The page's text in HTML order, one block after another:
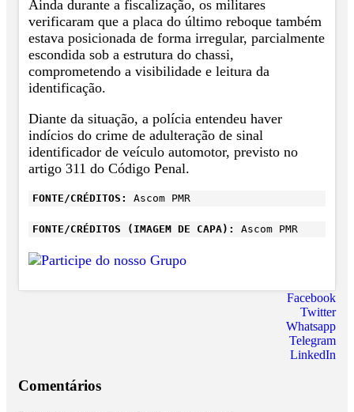
Ainda durante a fiscalização, os militares
verificaram que a placa do último reboque também
estava posicionada de forma irregular, parcialmente
escondida sob a estrutura do chassi,
comprometendo a visibilidade e leitura da
identificação.
Diante da situação, a polícia entendeu haver
indícios do crime de adulteração de sinal
identificador de veículo automotor, previsto no
artigo 311 do Código Penal.
FONTE/CRÉDITOS: Ascom PMR
FONTE/CRÉDITOS (IMAGEM DE CAPA): Ascom PMR
Facebook
Twitter
Whatsapp
Telegram
LinkedIn
Comentários